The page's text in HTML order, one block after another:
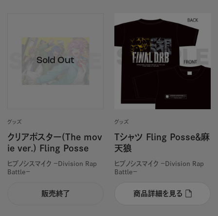
グッズ
クリアポスター(The mov
ie ver.) Fling Posse
ヒプノシスマイク －Division Rap
Battle－
販売終了
グッズ
Tシャツ Fling Posse＆麻
天狼
ヒプノシスマイク －Division Rap
Battle－
商品詳細を見る